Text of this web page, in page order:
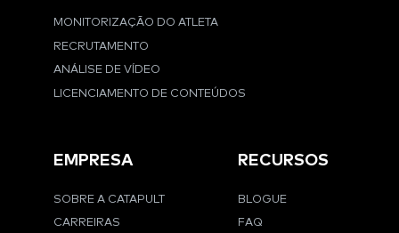
MONITORIZAÇÃO DO ATLETA
RECRUTAMENTO
ANÁLISE DE VÍDEO
LICENCIAMENTO DE CONTEÚDOS
EMPRESA
SOBRE A CATAPULT
CARREIRAS
RECURSOS
BLOGUE
FAQ